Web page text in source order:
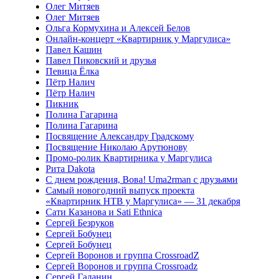
Олег Митяев
Олег Митяев
Ольга Кормухина и Алексей Белов
Онлайн-концерт «Квартирник у Маргулиса»
Павел Кашин
Павел Пиковский и друзья
Певица Ёлка
Пётр Налич
Пётр Налич
Пикник
Полина Гагарина
Полина Гагарина
Посвящение Александру Градскому
Посвящение Николаю Арутюнову
Промо-ролик Квартирника у Маргулиса
Рита Dakota
С днем рождения, Вова! Uma2rman с друзьями
Самый новогодний выпуск проекта
«Квартирник НТВ у Маргулиса» — 31 декабря
Сати Казанова и Sati Ethnica
Сергей Безруков
Сергей Бобунец
Сергей Бобунец
Сергей Воронов и группа CrossroadZ
Сергей Воронов и группа Crossroadz
Сергей Галанин